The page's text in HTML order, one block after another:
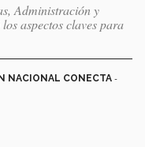
Administración y
aspectos claves para
NACIONAL CONECTA -